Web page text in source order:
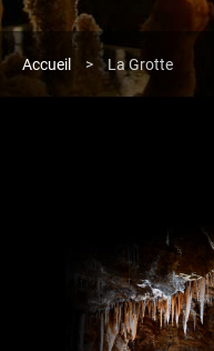
Accueil > La Grotte